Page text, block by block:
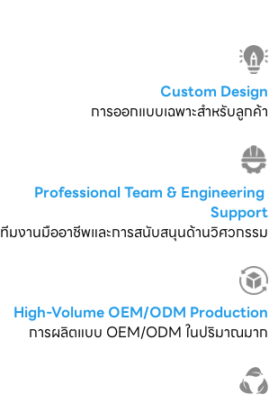
Custom Design
การออกแบบเฉพาะสำหรับลูกค้า
Professional Team & Engineering
Support
ทีมงานมืออาชีพและการสนับสนุนด้านวิศวกรรม
High-Volume OEM/ODM Production
การผลิตแบบ OEM/ODM ในปริมาณมาก